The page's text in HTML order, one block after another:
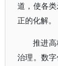
道，使各
正的化解。
推进
治理。数